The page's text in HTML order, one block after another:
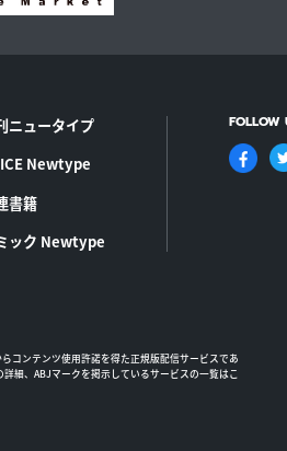
ニュータイプ
Newtype
書籍
ック Newtype
FOLLOW
コンテンツ使用許諾を得た正規版配信サービスであ
細、ABJマークを掲示しているサービスの一覧はこ